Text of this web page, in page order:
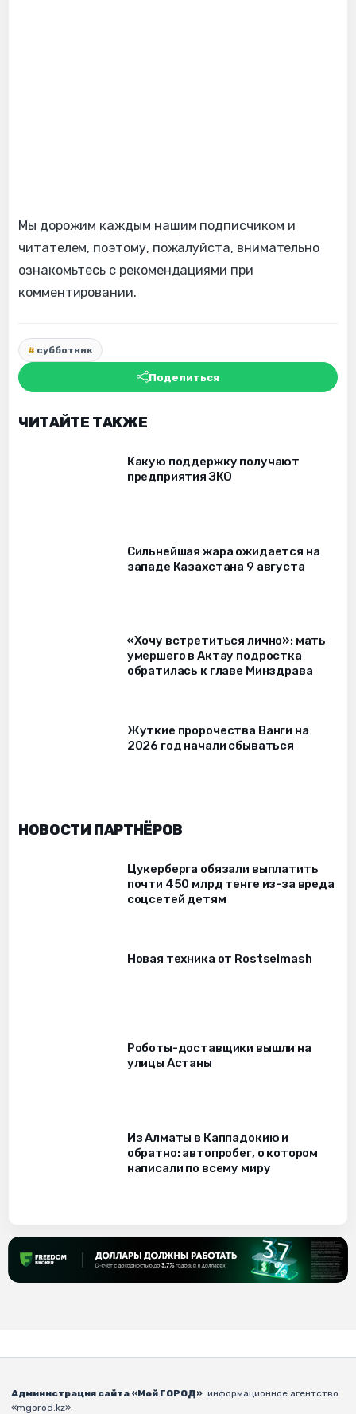
Мы дорожим каждым нашим подписчиком и
читателем, поэтому, пожалуйста, внимательно
ознакомьтесь с рекомендациями при
комментировании.
субботник
Поделиться
ЧИТАЙТЕ ТАКЖЕ
Какую поддержку получают
предприятия ЗКО
Сильнейшая жара ожидается на
западе Казахстана 9 августа
«Хочу встретиться лично»: мать
умершего в Актау подростка
обратилась к главе Минздрава
Жуткие пророчества Ванги на
2026 год начали сбываться
НОВОСТИ ПАРТНЁРОВ
Цукерберга обязали выплатить
почти 450 млрд тенге из-за вреда
соцсетей детям
Новая техника от Rostselmash
Роботы-доставщики вышли на
улицы Астаны
Из Алматы в Каппадокию и
обратно: автопробег, о котором
написали по всему миру
Администрация сайта «Мой ГОРОД»: информационное агентство
«mgorod.kz».